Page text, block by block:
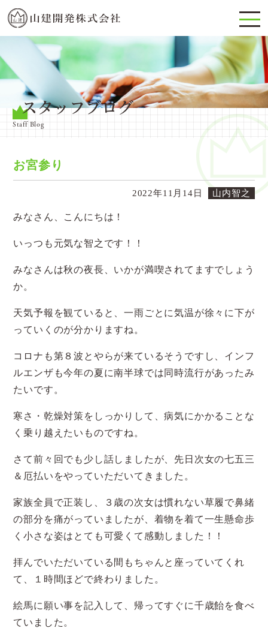
スタッフブログ
Staff Blog
お宮参り
2022年11月14日 山内智之
みなさん、こんにちは！
いっつも元気な智之です！！
みなさんは秋の夜長、いかが満喫されてますでしょう
か。
天気予報を観ていると、一雨ごとに気温が徐々に下が
っていくのが分かりますね。
コロナも第８波とやらが来ているそうですし、インフ
ルエンザも今年の夏に南半球では同時流行があったみ
たいです。
寒さ・乾燥対策をしっかりして、病気にかかることな
く乗り越えたいものですね。
さて前々回でも少し話しましたが、先日次女の七五三
＆厄払いをやっていただいてきました。
家族全員で正装し、３歳の次女は慣れない草履で鼻緒
の部分を痛がっていましたが、着物を着て一生懸命歩
く小さな姿はとても可愛くて感動しました！！
拝んでいただいている間もちゃんと座っていてくれ
て、１時間ほどで終わりました。
絵馬に願い事を記入して、帰ってすぐに千歳飴を食べ
ていました。